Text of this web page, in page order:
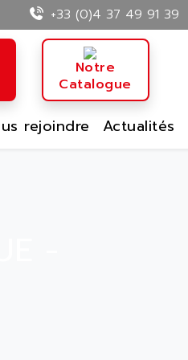
+33 (0)4 37 49 91 39
Notre
Catalogue
rejoindre Actualités